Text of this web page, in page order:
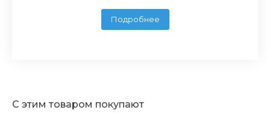
Подробнее
С этим товаром покупают